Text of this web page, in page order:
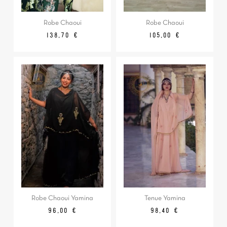
Robe Chaoui
Prix
138,70 €
Robe Chaoui
Prix
105,00 €
Robe Chaoui Yamina
Prix
96,00 €
Tenue Yamina
Prix
Prix
98,40 €